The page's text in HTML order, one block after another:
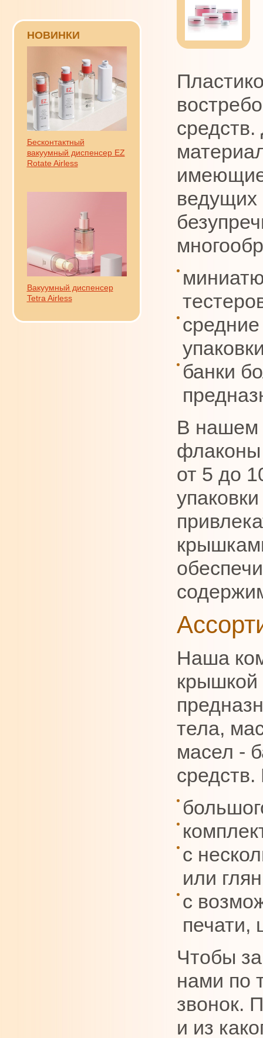
НОВИНКИ
Бесконтактный
вакуумный диспенсер EZ
Rotate Airless
Вакуумный диспенсер
Tetra Airless
имеющие
ведущих
банки
В нашем
флаконы
от 5 до
Наша
крышкой
тела,
масел -
средств.
с
или
с
печати,
Чтобы
нами по
звонок.
и из